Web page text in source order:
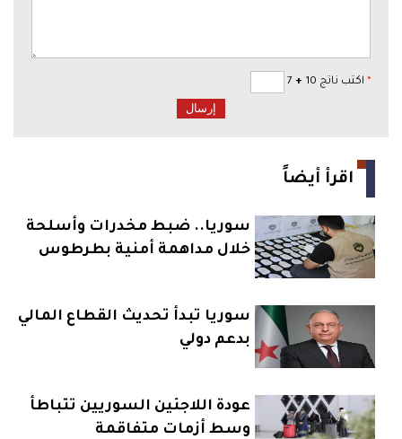
* اكتب ناتج 10 +
اقرأ أيضاً
سوريا.. ضبط مخدرات وأسلحة
خلال مداهمة أمنية بطرطوس
سوريا تبدأ تحديث القطاع المالي
بدعم دولي
عودة اللاجئين السوريين تتباطأ
وسط أزمات متفاقمة